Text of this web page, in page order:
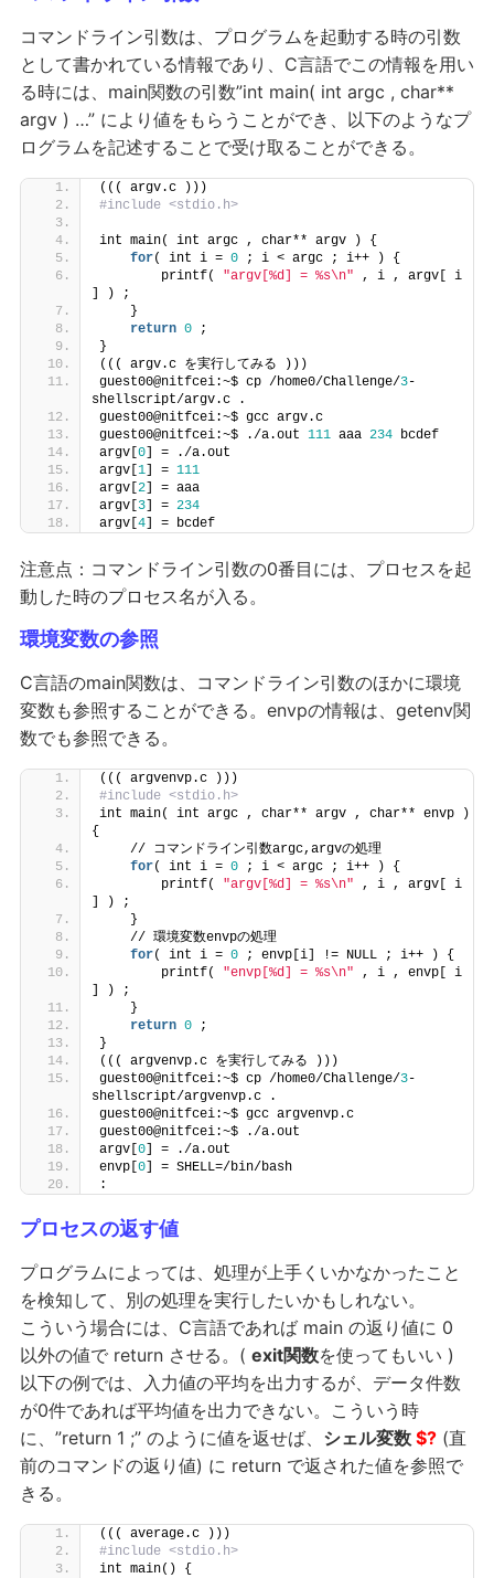
コマンドライン引数は、プログラムを起動する時の引数
として書かれている情報であり、C言語でこの情報を用い
る時には、main関数の引数”int main( int argc , char**
argv ) …” により値をもらうことができ、以下のようなプ
ログラムを記述することで受け取ることができる。
((( argv.c )))
#include <stdio.h>
int main( int argc , char** argv ) {
for( int i = 0 ; i < argc ; i++ ) {
        printf(
"argv[%d] = %s\n" , i , argv[ i
] ) ;
    }
return 0 ;
}
((( argv.c を実行してみる )))
guest00@nitfcei:~$ cp /home0/Challenge/3-
shellscript/argv.c .
guest00@nitfcei:~$ gcc argv.c
guest00@nitfcei:~$ ./a.out 111 aaa 234 bcdef
argv[ 0] = ./a.out
argv[ 1] = 111
argv[ 2] = aaa
argv[ 3] = 234
argv[ 4] = bcdef
注意点：コマンドライン引数の0番目には、プロセスを起
動した時のプロセス名が入る。
環境変数の参照
C言語のmain関数は、コマンドライン引数のほかに環境
変数も参照することができる。envpの情報は、getenv関
数でも参照できる。
((( argvenvp.c )))
#include <stdio.h>
int main( int argc , char** argv , char** envp )
{
    // コマンドライン引数argc,argvの処理
for( int i = 0 ; i < argc ; i++ ) {
        printf(
"argv[%d] = %s\n" , i , argv[ i
] ) ;
    }
    // 環境変数envpの処理
for( int i = 0 ; envp[i] != NULL ; i++ ) {
        printf(
"envp[%d] = %s\n" , i , envp[ i
] ) ;
    }
return 0 ;
}
((( argvenvp.c を実行してみる )))
guest00@nitfcei:~$ cp /home0/Challenge/3-
shellscript/argvenvp.c .
guest00@nitfcei:~$ gcc argvenvp.c
guest00@nitfcei:~$ ./a.out
argv[ 0] = ./a.out
envp[ 0] = SHELL=/bin/bash
:
プロセスの返す値
プログラムによっては、処理が上手くいかなかったこと
を検知して、別の処理を実行したいかもしれない。
こういう場合には、C言語であれば main の返り値に 0
以外の値で return させる。( exit関数を使ってもいい )
以下の例では、入力値の平均を出力するが、データ件数
が0件であれば平均値を出力できない。こういう時
に、”return 1 ;” のように値を返せば、 シェル変数 $?(直
前のコマンドの返り値) に return で返された値を参照で
きる。
((( average.c )))
#include <stdio.h>
int main() {